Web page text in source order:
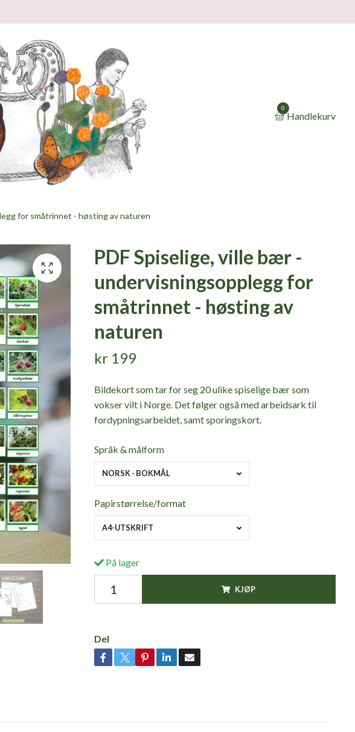
0
Handlekurv
for småtrinnet - høsting av naturen
PDF Spiselige, ville bær -
undervisningsopplegg for
småtrinnet - høsting av
naturen
kr 199
Bildekort som tar for seg 20 ulike spiselige bær som
vokser vilt i Norge. Det følger også med arbeidsark til
fordypningsarbeidet, samt sporingskort.
Språk & målform
NORSK - BOKMÅL
Papirstørrelse/format
A4-UTSKRIFT
På lager
KJØP
Del